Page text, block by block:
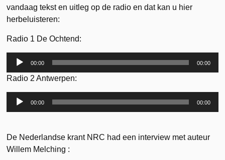
vandaag tekst en uitleg op de radio en dat kan u hier
herbeluisteren:
Radio 1 De Ochtend:
Audiospeler
00:00 00:00
Radio 2 Antwerpen:
Audiospeler
00:00 00:00
De Nederlandse krant NRC had een interview met auteur
Willem Melching :